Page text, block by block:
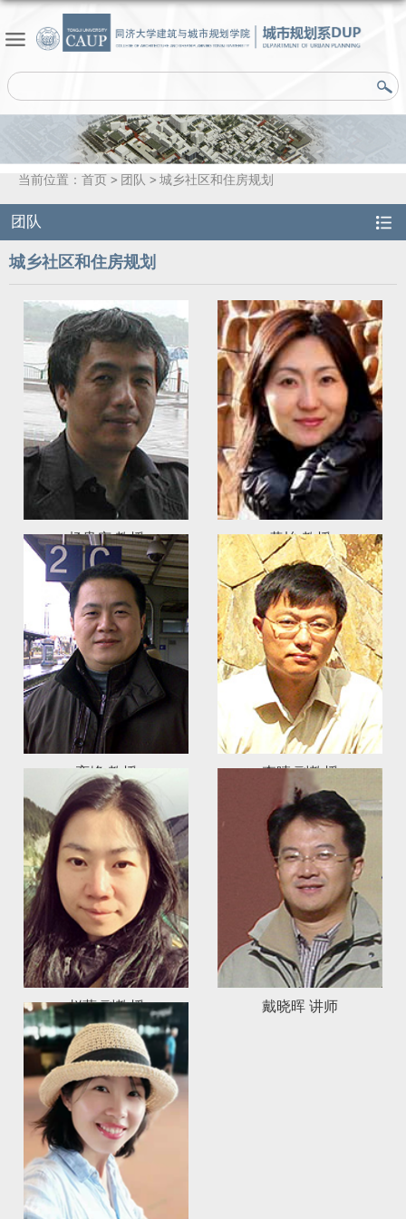
当前位置： 首页 团队 城乡社区和住房规划
团队
城乡社区和住房规划
杨贵庆 教授
责任教授
黄怡 教授
栾峰 教授
李晴 副教授
（兼）
赵蔚 副教授 戴晓晖 讲师